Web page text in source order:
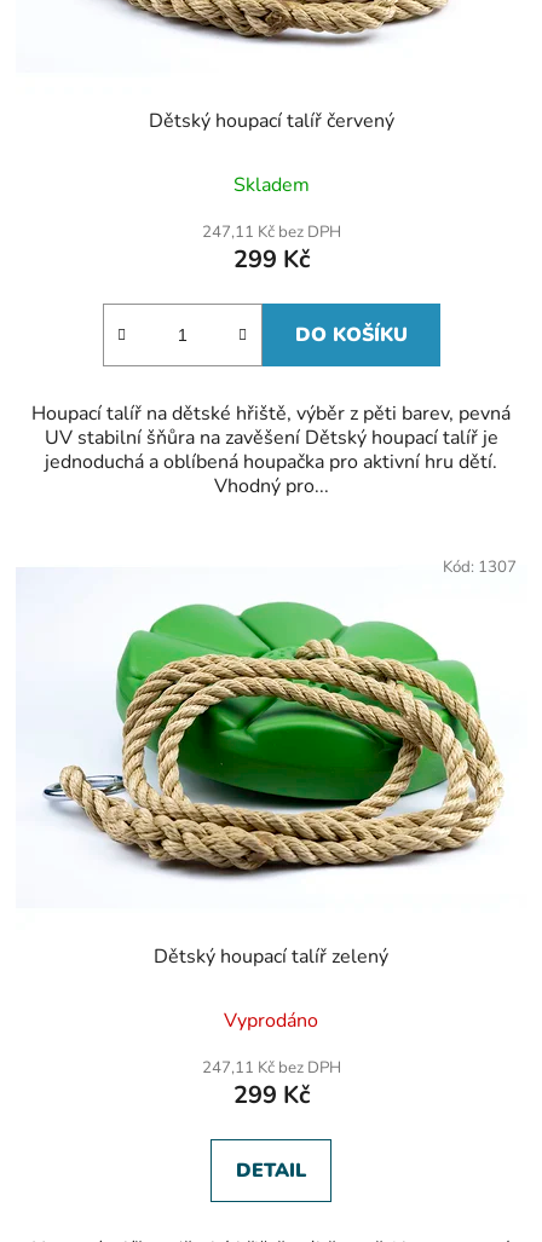
Dětský houpací talíř červený
Skladem
247,11 Kč bez DPH
299 Kč
DO KOŠÍKU
Houpací talíř na dětské hřiště, výběr z pěti barev, pevná
UV stabilní šňůra na zavěšení Dětský houpací talíř je
jednoduchá a oblíbená houpačka pro aktivní hru dětí.
Vhodný pro...
Dětský houpací talíř zelený
hodnocení
je
5,0
5
hvězdiček.
Vyprodáno
247,11 Kč bez DPH
299 Kč
DETAIL
Kód: 1307